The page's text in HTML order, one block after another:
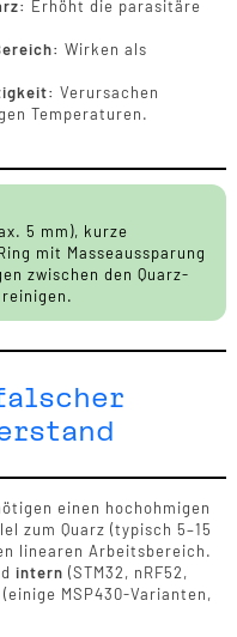
Erhöht die parasitäre
Wirken als
Verursachen
Temperaturen.
5 mm), kurze
mit Masseaussparung
zwischen den Quarz-
einen hochohmigen
zum Quarz (typisch 5–15
linearen Arbeitsbereich.
intern (STM32, nRF52,
(einige MSP430-Varianten,